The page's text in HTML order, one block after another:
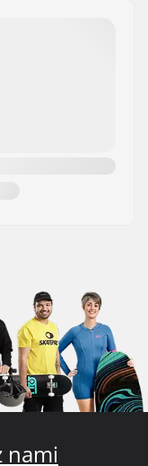
nami